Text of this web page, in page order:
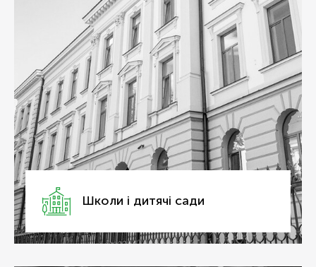
Школи і дитячі сади